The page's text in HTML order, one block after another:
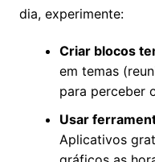
dia, experimente:
Criar blocos
em temas
para perceber
Usar
Aplicativos